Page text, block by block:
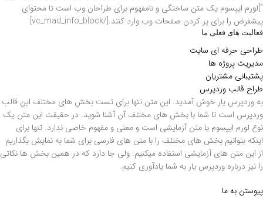
“]لورم ایپسوم یک متن ساختگی و نامفهوم برای طراحان وب است تا محتوای
پیشفرض را برای پر کردن صفحات وب وارد کنند.[/vc_mad_info_block]
فعالیت های فعلی ما
طراحی حرفه ای سایت
مدیریت پروژه ها
پشتیبانی مشتریان
طراح قالب وردپرس
به وردپرس یار خوش آمدید. این متن تنها برای تست بخش های مختلف این قالب
وردپرس است تا شما با بخش های مختلف آن آشنا شوید. در حقیقت این متن یک
نوع لورم ایپسوم یا متن آزمایشی است و معنی و مفهوم خاصی ندارد. تنها برای
اینکه بتوانیم بخش های مختلف را با متن های فارسی برای شما به نمایش بگذاریم
از این متن های آزمایشی استفاده میکنیم. ولی جا دارد که در همین بخش ها نکاتی
را نیز درباره وردپرس یار به شما یادآوری کنیم.
پیوستن به ما